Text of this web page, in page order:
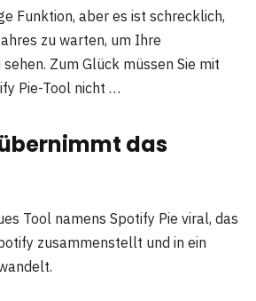
Funktion, aber es ist schrecklich,
zu warten, um Ihre
Zum Glück müssen Sie mit
Pie-Tool nicht …
das
Tool namens Spotify Pie viral, das
zusammenstellt und in ein